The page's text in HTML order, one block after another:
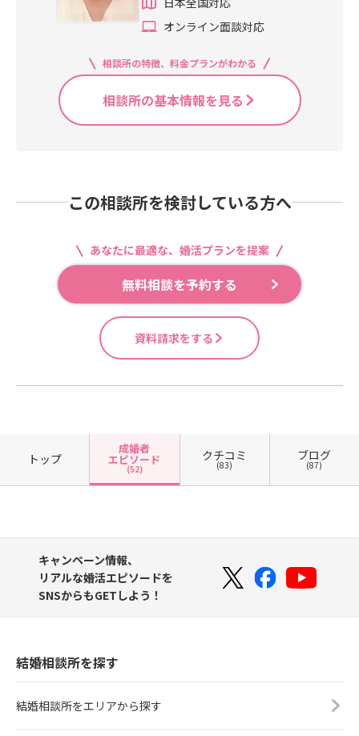
オンライン面談対応
相談所の特徴、料金プランがわかる
相談所の基本情報を見る
この相談所を検討している方へ
あなたに最適な、婚活プランを提案
無料相談を予約する
資料請求をする
トップ
成婚者
エピソード
(52)
クチコミ
(83)
ブログ
(87)
キャンペーン情報、
リアルな婚活エピソードを
SNSからもGETしよう！
結婚相談所を探す
結婚相談所をエリアから探す